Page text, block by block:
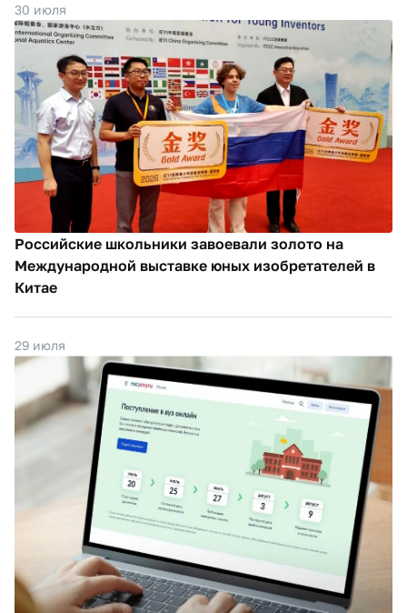
30 июля
Российские школьники завоевали золото на
Международной выставке юных изобретателей в
Китае
29 июля